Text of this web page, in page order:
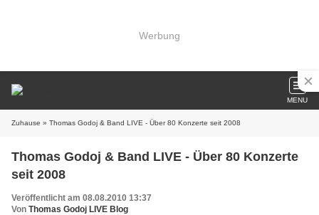
Werbung
MENU
Zuhause » Thomas Godoj & Band LIVE - Über 80 Konzerte seit 2008
Thomas Godoj & Band LIVE - Über 80 Konzerte
seit 2008
Veröffentlicht am 08.08.2010 13:37
Von Thomas Godoj LIVE Blog